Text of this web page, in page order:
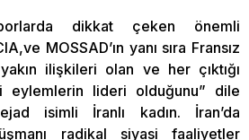
dikkat çeken önemli
MOSSAD’ın yanı sıra Fransız
ilişkileri olan ve her çıktığı
eylemlerin lideri olduğunu” dile
isimli İranlı kadın. İran’da
radikal siyasi faaliyetler